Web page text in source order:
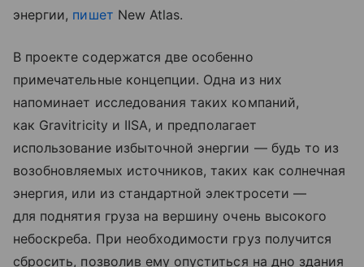
энергии, пишет New Atlas.
В проекте содержатся две особенно
примечательные концепции. Одна из них
напоминает исследования таких компаний,
как Gravitricity и IISA, и предполагает
использование избыточной энергии — будь то из
возобновляемых источников, таких как солнечная
энергия, или из стандартной электросети —
для поднятия груза на вершину очень высокого
небоскреба. При необходимости груз получится
сбросить, позволив ему опуститься на дно здания